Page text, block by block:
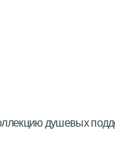
душевых